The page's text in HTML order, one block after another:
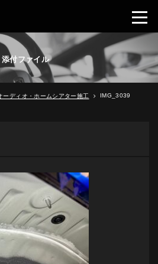
添付ファイル
ディオ・ホームシアター施工 IMG_3039